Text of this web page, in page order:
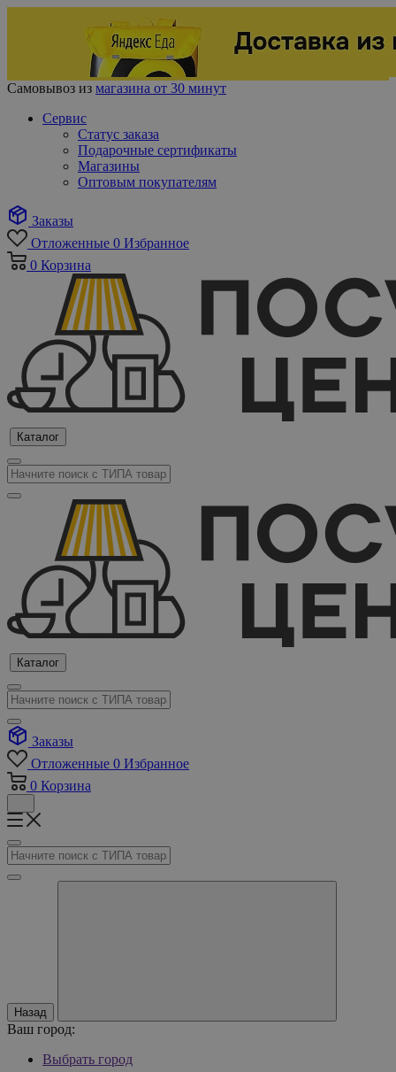
Самовывоз из магазина от 30 минут
Сервис
Статус заказа
Подарочные сертификаты
Магазины
Оптовым покупателям
Заказы
Отложенные 0 Избранное
0 Корзина
Каталог
Каталог
Заказы
Отложенные 0 Избранное
0 Корзина
Назад
Ваш город:
Выбрать город